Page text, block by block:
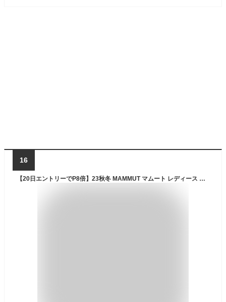
16
【20日エントリーでP8倍】23秋冬 MAMMUT マムート レディース Convey Tour HS Hooded Jacket AF Women 1010-28801 ゴアテックス 防水 ジャケット 登山 アウトドア キャンプ パーカー【お宝】